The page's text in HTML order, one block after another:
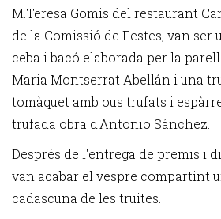
M.Teresa Gomis del restaurant
de la Comissió de Festes, van ser
ceba i bacó elaborada per la
Maria Montserrat Abellán i una
tomàquet amb ous trufats i
trufada obra d'Antonio Sánchez.
Després de l'entrega de premis i
van acabar el vespre compartint
cadascuna de les truites.